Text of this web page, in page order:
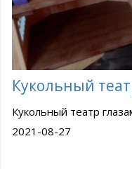
Кукольный
Кукольный театр
2021-08-27